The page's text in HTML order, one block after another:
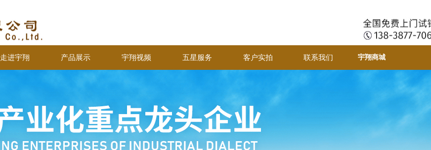
走进宇翔 产品展示 宇翔视频 五星服务 客户实拍 联系我们 宇翔商城